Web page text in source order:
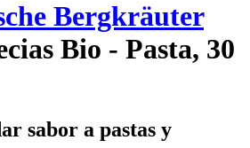
Bergkräuter
Bio - Pasta, 30
sabor a pastas y